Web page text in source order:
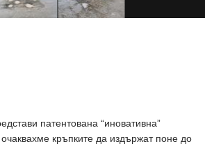
патентована “иновативна”
кръпките да издържат поне до